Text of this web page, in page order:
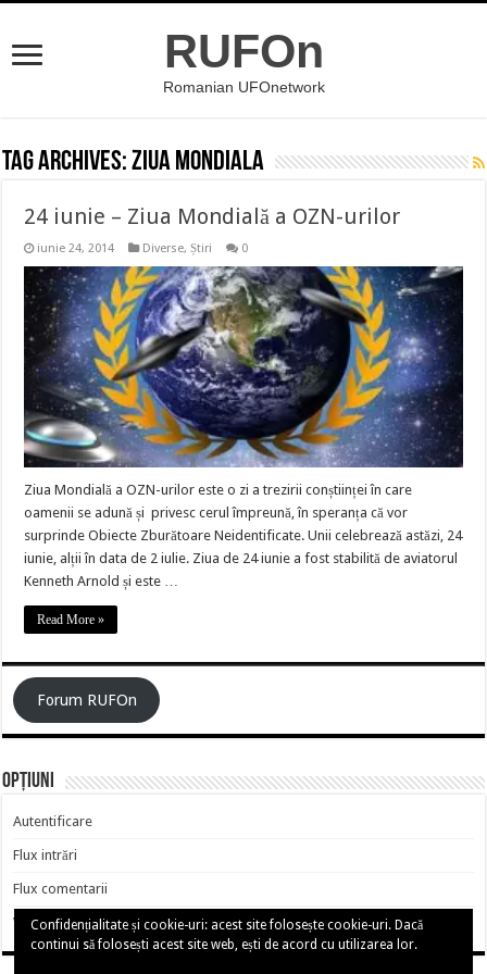
RUFOn
Romanian UFOnetwork
Tag Archives:ziua mondiala
24 iunie – Ziua Mondială a OZN-urilor
iunie 24, 2014 Diverse,Știri 0
Ziua Mondială a OZN-urilor este o zi a trezirii conștiinței în care
oamenii se adună și privesc cerul împreună, în speranța că vor
surprinde Obiecte Zburătoare Neidentificate. Unii celebrează astăzi, 24
iunie, alții în data de 2 iulie. Ziua de 24 iunie a fost stabilită de aviatorul
Kenneth Arnold și este …
Read More »
Forum RUFOn
Opțiuni
Autentificare
Flux intrări
Flux comentarii
WordPress.org
Confidențialitate și cookie-uri: acest site folosește cookie-uri. Dacă
continui să folosești acest site web, ești de acord cu utilizarea lor.